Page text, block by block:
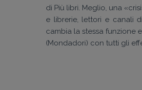
di Più libri. Meglio, una
e librerie, lettori e canali
cambia la stessa funzione
(Mondadori) con tutti gli